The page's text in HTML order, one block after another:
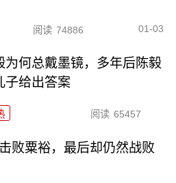
阅读 74886 01-03
为何总戴墨镜，多年后陈毅
子给出答案
阅读 65457
败粟裕，最后却仍然战败